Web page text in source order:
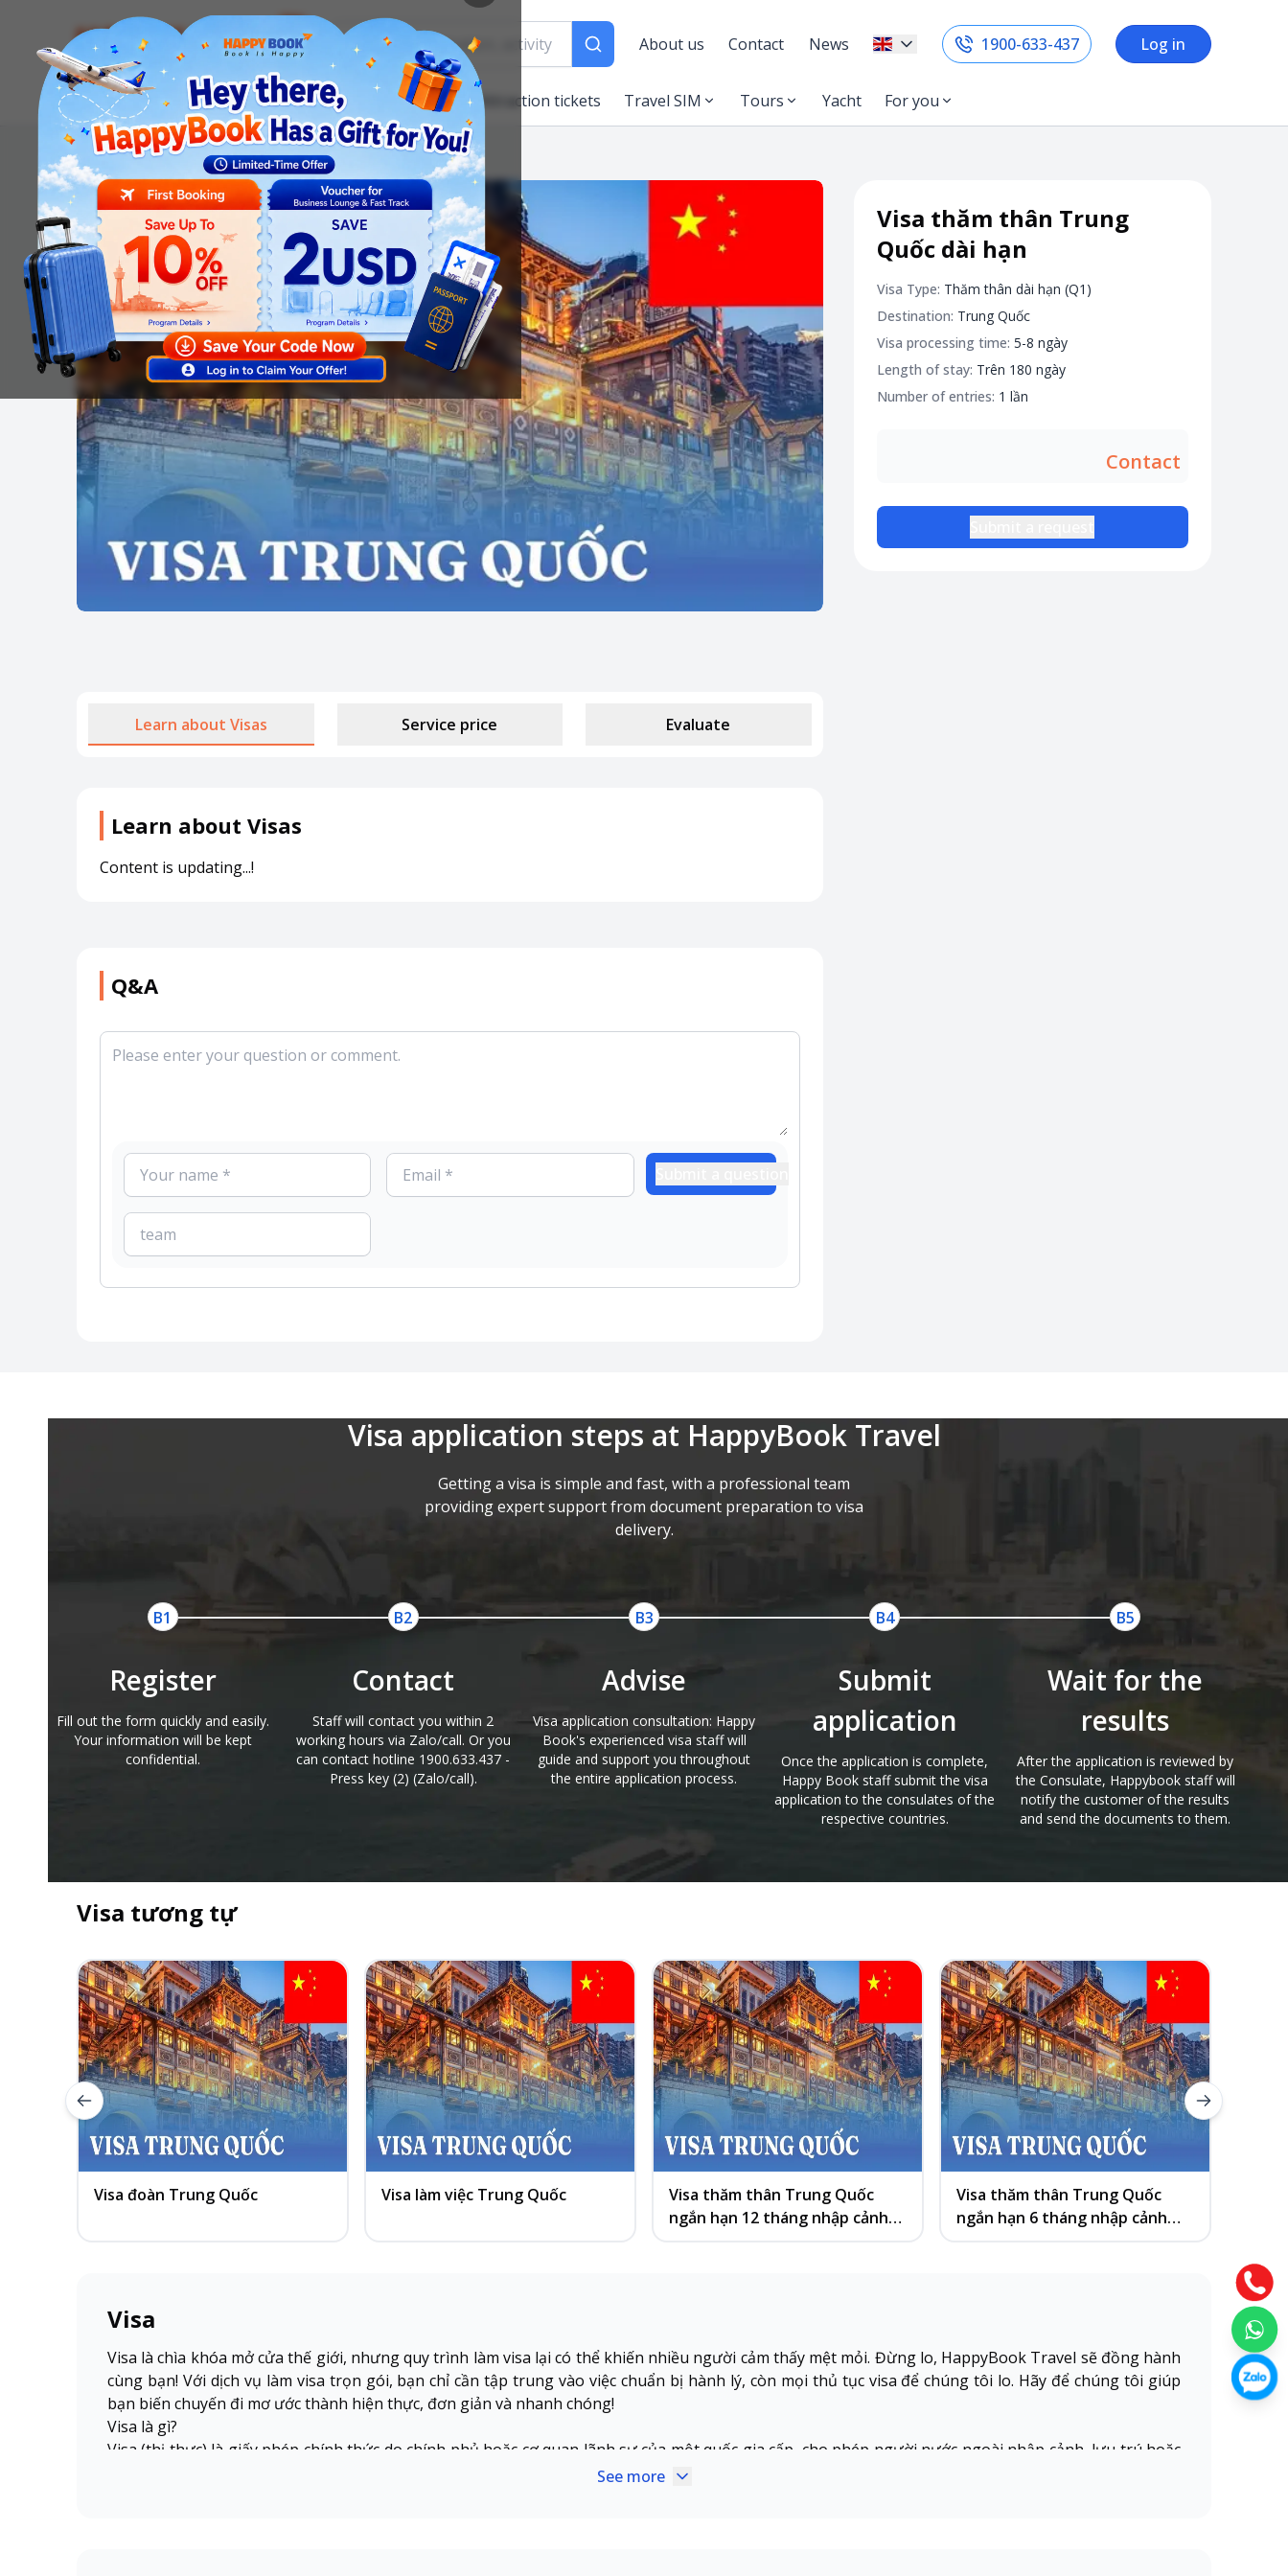
About us Contact News 1900-633-437 Log in
Airline tickets Hotel Visa Airport services Attraction tickets Travel SIM Tours Yacht For you
Homepage Visa Services Visa thăm thân Trung Quốc dài hạn
Visa thăm thân Trung
Quốc dài hạn
Visa Type: Thăm thân dài hạn (Q1)
Destination: Trung Quốc
Visa processing time: 5-8 ngày
Length of stay: Trên 180 ngày
Number of entries: 1 lần
Contact
Learn about Visas Service price Evaluate
Learn about Visas
Content is updating...!
Q&A
Visa application steps at HappyBook Travel
Getting a visa is simple and fast, with a professional team
providing expert support from document preparation to visa
delivery.
Register
Fill out the form quickly and easily.
Your information will be kept
confidential.
Contact
Staff will contact you within 2
working hours via Zalo/call. Or you
can contact hotline 1900.633.437 -
Press key (2) (Zalo/call).
Advise
Visa application consultation: Happy
Book's experienced visa staff will
guide and support you throughout
the entire application process.
Submit
application
Once the application is complete,
Happy Book staff submit the visa
application to the consulates of the
respective countries.
Wait for the
results
After the application is reviewed by
the Consulate, Happybook staff will
notify the customer of the results
and send the documents to them.
Visa tương tự
Visa đoàn Trung Quốc Visa làm việc Trung Quốc
Visa thăm thân Trung Quốc
ngắn hạn 12 tháng nhập cảnh
Visa thăm thân Trung Quốc
ngắn hạn 6 tháng nhập cảnh
Previous slide Next slide
Visa
Visa là chìa khóa mở cửa thế giới, nhưng quy trình làm visa lại có thể khiến nhiều người cảm thấy mệt mỏi. Đừng lo, HappyBook Travel sẽ đồng hành
cùng bạn! Với dịch vụ làm visa trọn gói, bạn chỉ cần tập trung vào việc chuẩn bị hành lý, còn mọi thủ tục visa để chúng tôi lo. Hãy để chúng tôi giúp
bạn biến chuyến đi mơ ước thành hiện thực, đơn giản và nhanh chóng!
Visa là gì?
Visa (thị thực) là giấy phép chính thức do chính phủ hoặc cơ quan lãnh sự của một quốc gia cấp, cho phép người nước ngoài nhập cảnh, lưu trú hoặc
rời khỏi lãnh thổ quốc gia đó trong một thời gian nhất định. Tùy theo nhu cầu và hình thức, visa được chia thành hai nhóm chính:
See more